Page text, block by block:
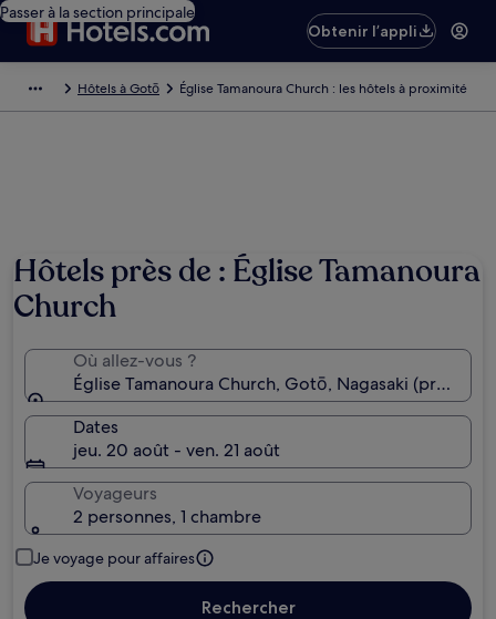
Passer à la section principale
Obtenir l’appli
Hôtels à Gotō Église Tamanoura Church : les hôtels à proximité
Hôtels près de : Église Tamanoura
Church
Où allez-vous ?
Église Tamanoura Church, Gotō, Nagasaki
Dates
jeu. 20 août - ven. 21 août
Voyageurs
2 personnes, 1 chambre
Je voyage pour affaires
Rechercher